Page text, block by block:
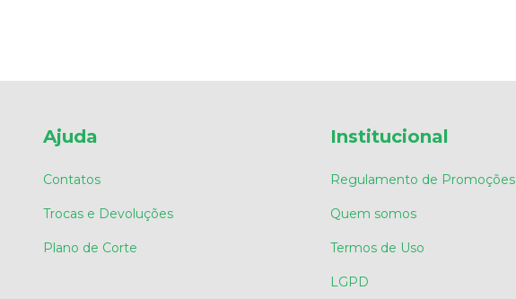
Ajuda
Contatos
Trocas e Devoluções
Plano de Corte
Institucional
Regulamento de Promoções
Quem somos
Termos de Uso
LGPD